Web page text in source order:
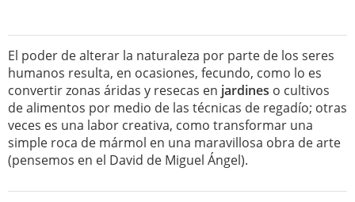
El poder de alterar la naturaleza por parte de los seres
humanos resulta, en ocasiones, fecundo, como lo es
convertir zonas áridas y resecas en jardines o cultivos
de alimentos por medio de las técnicas de regadío; otras
veces es una labor creativa, como transformar una
simple roca de mármol en una maravillosa obra de arte
(pensemos en el David de Miguel Ángel).